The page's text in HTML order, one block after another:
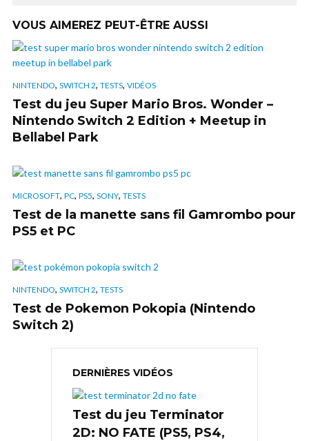
VOUS AIMEREZ PEUT-ÊTRE AUSSI
NINTENDO, SWITCH 2, TESTS, VIDÉOS
Test du jeu Super Mario Bros. Wonder –
Nintendo Switch 2 Edition + Meetup in
Bellabel Park
MICROSOFT, PC, PS5, SONY, TESTS
Test de la manette sans fil Gamrombo pour
PS5 et PC
NINTENDO, SWITCH 2, TESTS
Test de Pokemon Pokopia (Nintendo
Switch 2)
DERNIÈRES VIDÉOS
Test du jeu Terminator
2D: NO FATE (PS5, PS4,